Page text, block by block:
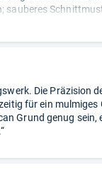
sauberes
durch
Die Präzision
für ein mulmiges
Grund genug sein,